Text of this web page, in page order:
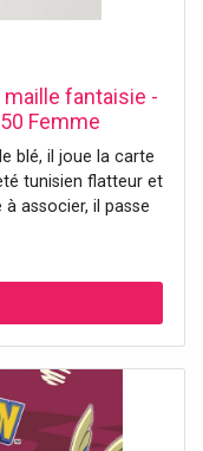
fantaisie -
Femme
blé, il joue la carte
tunisien flatteur et
associer, il passe
Longueur 62 cm
100%
blé• Col tunisien
4 animées d'un pli